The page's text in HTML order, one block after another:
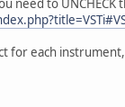
for each